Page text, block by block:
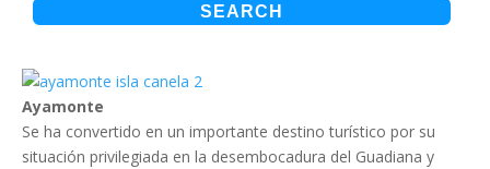
SEARCH
Ayamonte
Se ha convertido en un importante destino turístico por su
situación privilegiada en la desembocadura del Guadiana y